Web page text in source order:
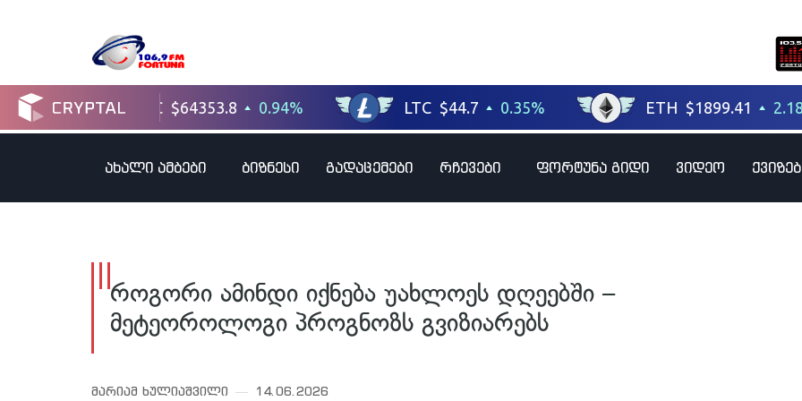
ახალი ამბები ბიზნესი გადაცემები რჩევები ფორტუნა გიდი ვიდეო
როგორი ამინდი იქნება უახლოეს დღეებში –
მეტეოროლოგი პროგნოზს გვიზიარებს
მარიამ ხულიაშვილი 14.06.2026